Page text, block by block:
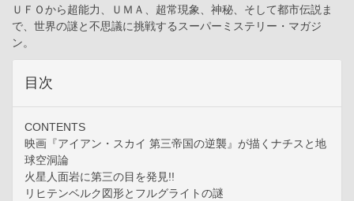
ＵＦＯから超能力、ＵＭＡ、超常現象、神秘、そして都市伝説ま
で、世界の謎と不思議に挑戦するスーパーミステリー・マガジ
ン。
目次
CONTENTS
映画『アイアン・スカイ 第三帝国の逆襲』が描くナチスと地
球空洞論
火星人面岩に第三の目を発見!!
リヒテンベルク図形とフルグライトの謎